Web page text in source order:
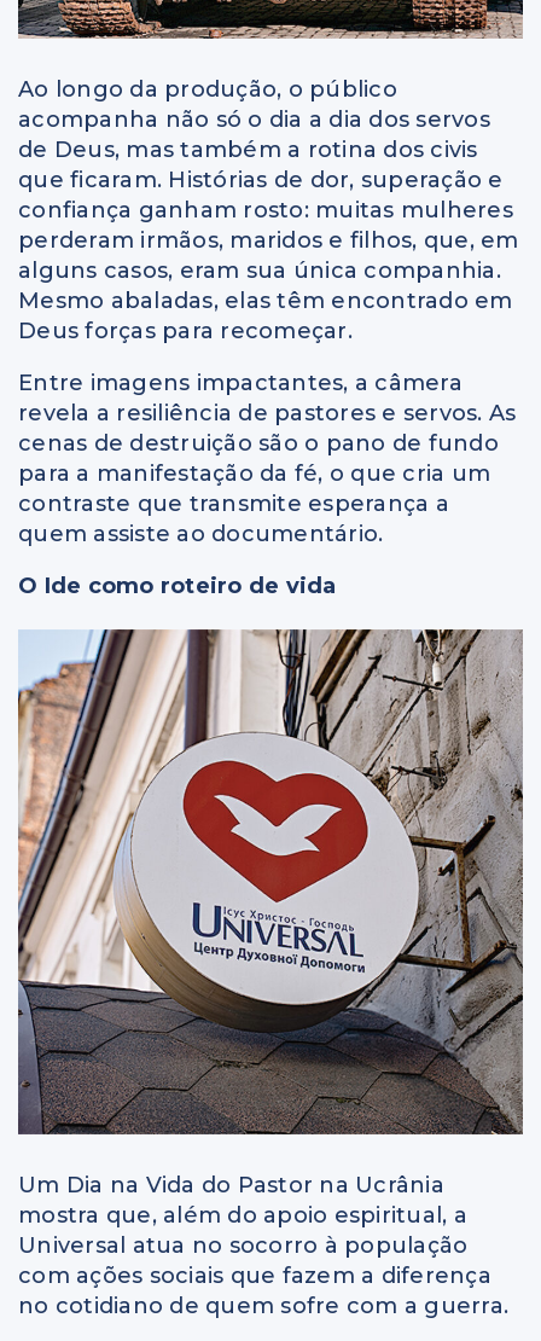
Ao longo da produção, o público
acompanha não só o dia a dia dos servos
de Deus, mas também a rotina dos civis
que ficaram. Histórias de dor, superação e
confiança ganham rosto: muitas mulheres
perderam irmãos, maridos e filhos, que, em
alguns casos, eram sua única companhia.
Mesmo abaladas, elas têm encontrado em
Deus forças para recomeçar.
Entre imagens impactantes, a câmera
revela a resiliência de pastores e servos. As
cenas de destruição são o pano de fundo
para a manifestação da fé, o que cria um
contraste que transmite esperança a
quem assiste ao documentário.
O Ide como roteiro de vida
Um Dia na Vida do Pastor na Ucrânia
mostra que, além do apoio espiritual, a
Universal atua no socorro à população
com ações sociais que fazem a diferença
no cotidiano de quem sofre com a guerra.